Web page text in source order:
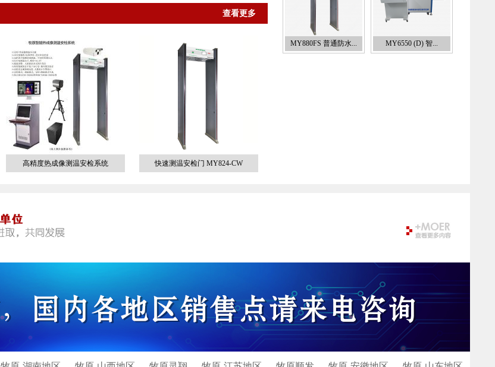
查看更多
高精度热成像测温安检系统 快速测温安检门 MY824-CW
MY880FS 普通防水... MY6550 (D) 智...